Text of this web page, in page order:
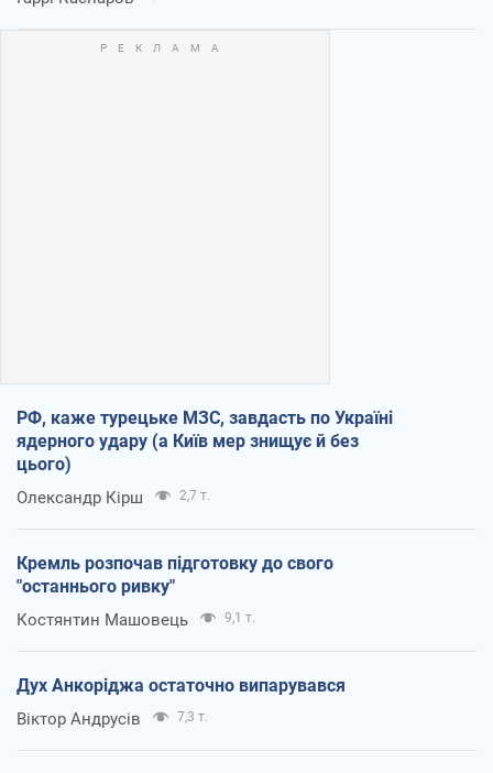
РФ, каже турецьке МЗС, завдасть по Україні
ядерного удару (а Київ мер знищує й без
цього)
Олександр Кірш 2,7 т.
Кремль розпочав підготовку до свого
"останнього ривку"
Костянтин Машовець 9,1 т.
Дух Анкоріджа остаточно випарувався
Віктор Андрусів 7,3 т.